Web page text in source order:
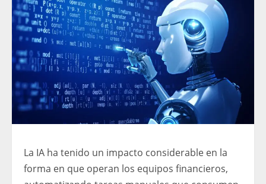
La IA ha tenido un impacto considerable en la
forma en que operan los equipos financieros,